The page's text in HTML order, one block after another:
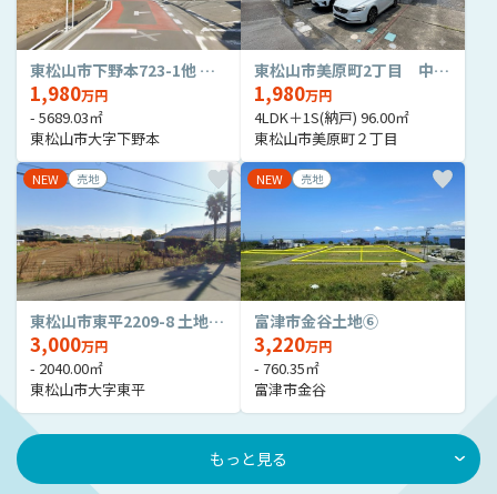
東松山市下野本723-1他 土地1720坪
1,980万円
- 5689.03㎡
東松山市大字下野本
東松山市美原町2丁目 中古戸建
1,980万円
4LDK＋1S(納戸) 96.00㎡
東松山市美原町２丁目
NEW 売地
東松山市東平2209-8 土地617坪
3,000万円
- 2040.00㎡
東松山市大字東平
NEW 売地
富津市金谷土地⑥
3,220万円
- 760.35㎡
富津市金谷
もっと見る